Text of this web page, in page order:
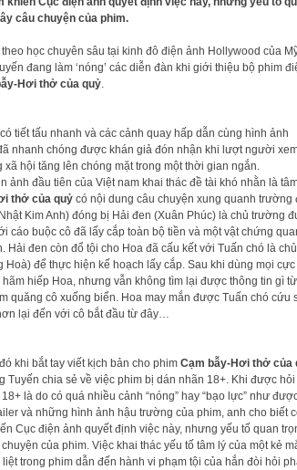
câu chuyện của phim.
học chuyên sâu tại kinh đô điện ảnh Hollywood của
đang làm ‘nóng’ các diễn đàn khi giới thiệu bộ phim
Hơi thở của quỷ.
tiết tấu nhanh và các cảnh quay hấp dẫn cùng hình ảnh
nhanh chóng được khán giả đón nhận khi lượt người
hội tăng lên chóng mặt trong một thời gian ngắn.
ảnh đầu tiên của Việt nam khai thác đề tài khó nhằn là
thở của quỷcó nội dung câu chuyện xung quanh trường
Kim Anh) đóng bị Hải đen (Xuân Phúc) là chủ trường
cáo buộc cô đã lấy cắp toàn bộ tiền và một vật chứng
Hải đen còn đổ tội cho Hoa đã cấu kết với Tuấn chó là
Hoà) để thực hiện kế hoạch lấy cắp. Sau khi dùng mọi cực
hãm hiếp Hoa, nhưng vẫn không tìm lại được thông tin gì từ
quăng cô xuống biển. Hoa may mắn được Tuấn chó cứu
lại đến với cô bắt đầu từ đây…
khi bắt tay viết kịch bản cho phim Cạm bẫy-Hơi thở của
Tuyến chia sẻ về việc phim bị dán nhãn 18+. Khi được
là do có quá nhiều cảnh “nóng” hay “bạo lực” như
và những hình ảnh hậu trường của phim, anh cho biết
Cục điện ảnh quyết định việc này, nhưng yếu tố quan
của phim. Việc khai thác yếu tố tâm lý của một kẻ
trong phim dẫn đến hành vi phạm tội của hắn đòi hỏi